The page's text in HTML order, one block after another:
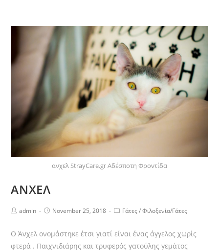
ανχελ StrayCare.gr Αδέσποτη Φροντίδα
ΑΝΧΕΛ
admin November 25, 2018 Γάτες/Φιλοξενία/Γάτες
Ο Άνχελ ονομάστηκε έτσι γιατί είναι ένας άγγελος χωρίς
φτερά . Παιχνιδιάρης και τρυφερός γατούλης γεμάτος